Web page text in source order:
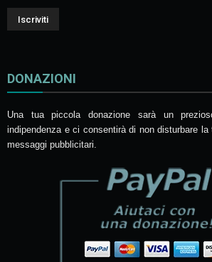
DONAZIONI
Una tua piccola donazione sarà un
indipendenza e ci consentirà di non disturbare
messaggi pubblicitari.